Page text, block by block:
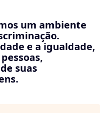
um ambiente
e a igualdade,
suas